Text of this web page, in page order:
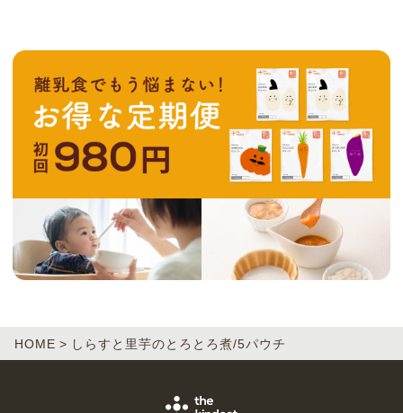
HOME しらすと里芋のとろとろ煮/5パウチ